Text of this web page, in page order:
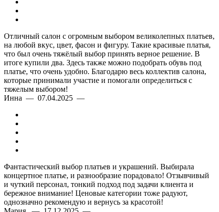
Отличный салон с огромным выбором великолепных платьев,
на любой вкус, цвет, фасон и фигуру. Такие красивые платья,
что был очень тяжёлый выбор принять верное решение. В
итоге купили два. Здесь также можно подобрать обувь под
платье, что очень удобно. Благодарю весь коллектив салона,
которые принимали участие и помогали определиться с
тяжелым выбором!
Инна — 07.04.2025 —
Фантастический выбор платьев и украшений. Выбирала
концертное платье, и разнообразие порадовало! Отзывчивый
и чуткий персонал, тонкий подход под задачи клиента и
бережное внимание! Ценовые категории тоже радуют,
однозначно рекомендую и вернусь за красотой!